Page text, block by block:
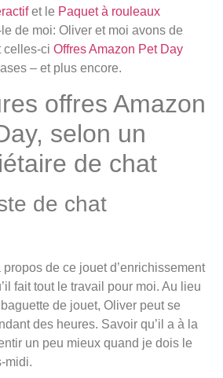
et le Paquet à rouleaux
de moi: Oliver et moi avons de
celles-ci Offres Amazon Pet Day
– et plus encore.
offres Amazon
selon un
de chat
de chat
de ce jouet d’enrichissement
fait tout le travail pour moi. Au lieu
de jouet, Oliver peut se
des heures. Savoir qu’il a à la
un peu mieux quand je dois le
midi.